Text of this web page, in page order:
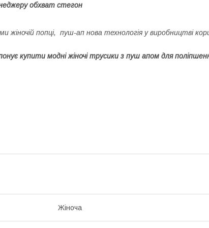
обхват стегон
попці, пуш-ап нова технологія у виробництві
купити модні жіночі трусики з пуш апом для
Жіноча